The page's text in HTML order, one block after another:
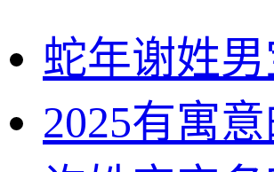
蛇年谢姓
2025有寓